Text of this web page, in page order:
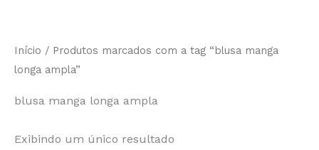
Início / Produtos marcados com a tag “blusa manga
longa ampla”
blusa manga longa ampla
Exibindo um único resultado